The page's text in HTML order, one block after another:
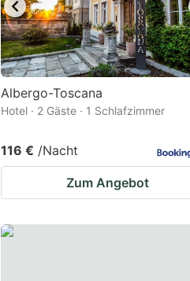
Albergo-Toscana
Hotel · 2 Gäste · 1 Schlafzimmer
116 € /Nacht
Zum Angebot